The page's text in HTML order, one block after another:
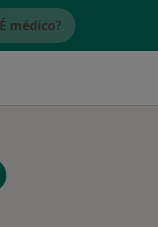
É médico?